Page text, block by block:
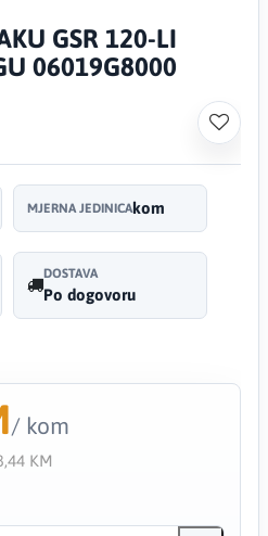
GSR 120-LI
06019G8000
MJERNA JEDINICAkom
DOSTAVA
Po dogovoru
/ kom
KM